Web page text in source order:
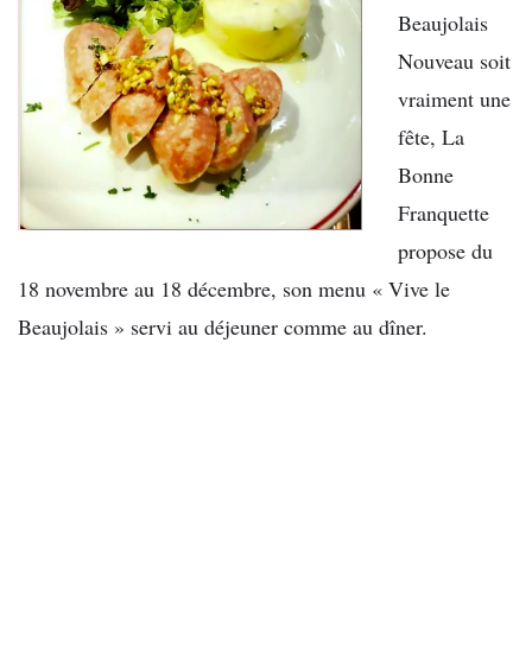
Beaujolais
Nouveau soit
vraiment une
fête, La
Bonne
Franquette
propose du
18 novembre au 18 décembre, son menu « Vive le
Beaujolais » servi au déjeuner comme au dîner.